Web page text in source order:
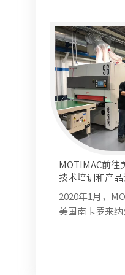
式感与艺术感的
品，是赋予生活
致力于将这种
MOTIMAC前往
技术培训和产品
2020年1月，
美国南卡罗来